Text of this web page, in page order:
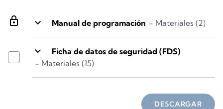
lock keyboard_arrow_down Manual de programación - Materiales (2)
keyboard_arrow_down
Ficha de datos de seguridad (FDS)
- Materiales (15)
DESCARGAR